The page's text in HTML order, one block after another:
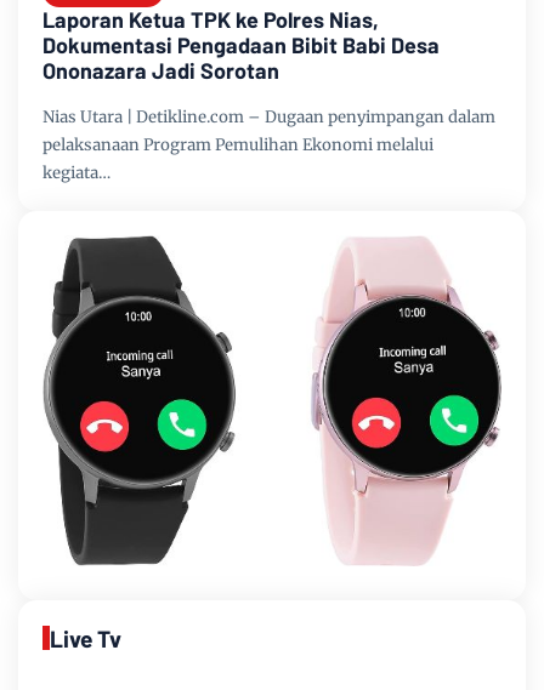
Laporan Ketua TPK ke Polres Nias,
Dokumentasi Pengadaan Bibit Babi Desa
Ononazara Jadi Sorotan
Nias Utara | Detikline.com – Dugaan penyimpangan dalam
pelaksanaan Program Pemulihan Ekonomi melalui
kegiata…
Live Tv